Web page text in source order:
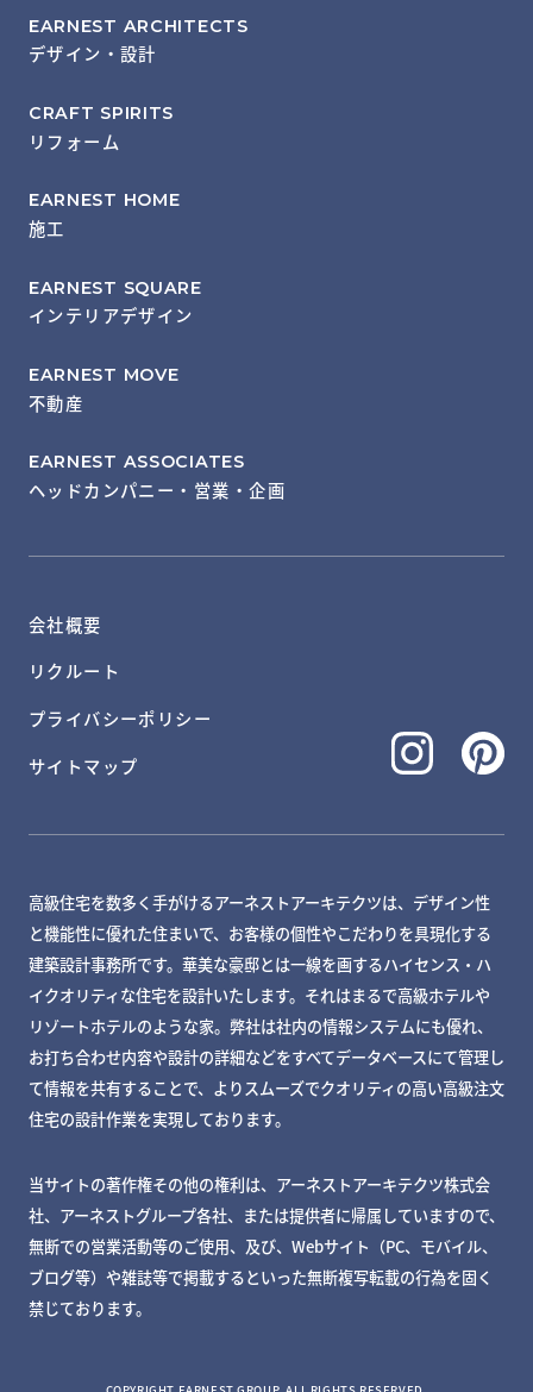
EARNEST ARCHITECTS
デザイン・設計
CRAFT SPIRITS
リフォーム
EARNEST HOME
施工
EARNEST SQUARE
インテリアデザイン
EARNEST MOVE
不動産
EARNEST ASSOCIATES
ヘッドカンパニー・営業・企画
会社概要
リクルート
プライバシーポリシー
サイトマップ
高級住宅を数多く手がけるアーネストアーキテクツは、デザイン性
と機能性に優れた住まいで、お客様の個性やこだわりを具現化する
建築設計事務所です。華美な豪邸とは一線を画するハイセンス・ハ
イクオリティな住宅を設計いたします。それはまるで高級ホテルや
リゾートホテルのような家。弊社は社内の情報システムにも優れ、
お打ち合わせ内容や設計の詳細などをすべてデータベースにて管理し
て情報を共有することで、よりスムーズでクオリティの高い高級注文
住宅の設計作業を実現しております。
当サイトの著作権その他の権利は、アーネストアーキテクツ株式会
社、アーネストグループ各社、または提供者に帰属していますので、
無断での営業活動等のご使用、及び、Webサイト（PC、モバイル、
ブログ等）や雑誌等で掲載するといった無断複写転載の行為を固く
禁じております。